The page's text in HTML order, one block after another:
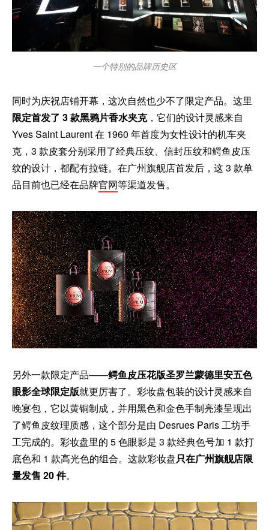
一个特别的品牌历史区
同时为庆祝店铺开幕，这次自然也少不了限定产品。这里
限定首发了 3 款黑鸦片香水夹克，它们的设计灵感来自
Yves Saint Laurent 在 1960 年首度为女性设计的机车夹
克，3 款皮套分别采用了经典压纹、信封压纹和鳄鱼皮压
纹的设计，都配有拉链。在广州旗舰店首发后，这 3 款单
品目前也已经在品牌官网等渠道发售。
另外一款限定产品——鳄鱼皮压花版圣罗兰蒙德里安五色
眼影全球限定版就更厉害了。彩妆盘包装的设计灵感来自
晚宴包，它以黄铜制成，并用黑色和金色手制亮漆呈现出
了鳄鱼皮纹理质感，这个部分是由 Desrues Paris 工坊手
工完成的。彩妆盘里的 5 色眼影是 3 款经典色号加 1 款打
底色和 1 款高光色的组合。这款彩妆盘只在广州旗舰店限
量发售 20 件。